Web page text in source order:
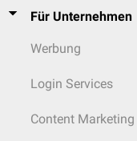
Schlauchmagenresektion
Für Unternehmen
Werbung
Login Services
Content Marketing